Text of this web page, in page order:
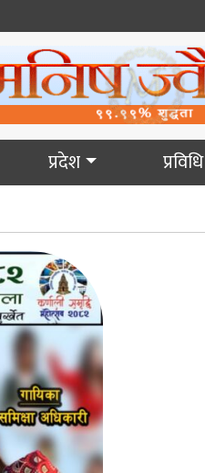
प्रदेश प्रविधि